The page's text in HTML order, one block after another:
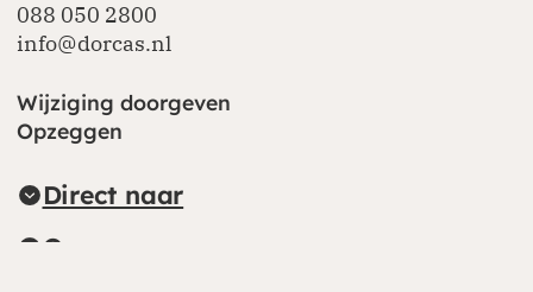
088 050 2800
info@dorcas.nl
Wijziging doorgeven
Opzeggen
Direct naar
Over ons